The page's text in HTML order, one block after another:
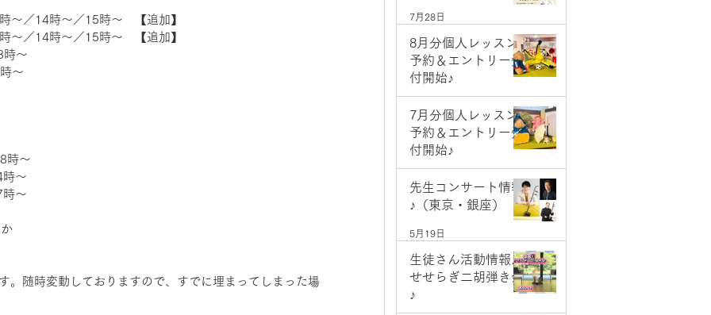
〜／14時〜／15時〜　【追加】
〜／14時〜／15時〜　【追加】
時〜
〜
時〜
〜
〜
か
随時変動しておりますので、すでに埋まってしまった場
7月28日
8月分個人レッスン
予約＆エントリー受
付開始♪
7月分個人レッスン
予約＆エントリー受
付開始♪
先生コンサート情報
♪（東京・銀座）
5月19日
生徒さん活動情報♪
せせらぎ二胡弾き会
♪